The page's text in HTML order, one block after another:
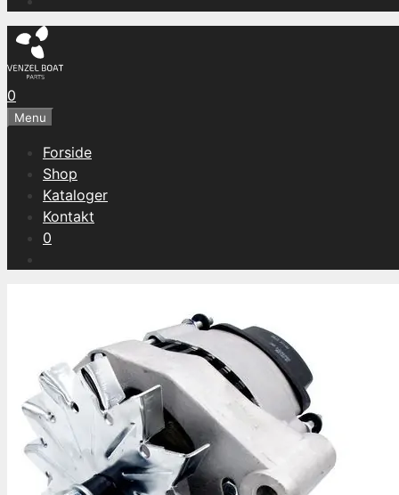
0
Menu
Forside
Shop
Kataloger
Kontakt
0